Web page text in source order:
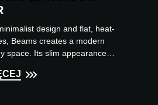
design and flat, heat-
Beams creates a modern
space. Its slim appearance